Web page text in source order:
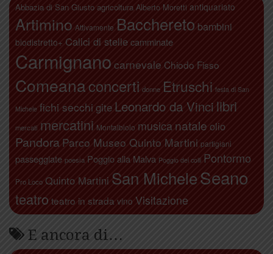
Abbazia di San Giusto agricoltura Alberto Moretti antiquariato
Artimino Attivamente Bacchereto bambini
biodistretto+ Calici di stellecamminate
Carmignano carnevale Chiodo Fisso
Comeanaconcerti donne Etruschi festa di San
Michele fichi secchi gite Leonardo da Vinci libri
mercati mercatini Montalbiolo musica natale olio
Pandora Parco Museo Quinto Martini partigiani
passeggiate poesia Poggio alla Malva Poggio dei colli Pontormo
Pro Loco Quinto Martini San MicheleSeano
teatro teatro in strada vino Visitazione
E ancora di…